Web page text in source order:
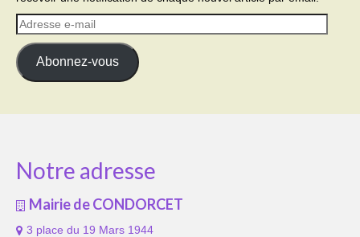
Adresse
e-
mail
Abonnez-vous
Notre adresse
Mairie de CONDORCET
3 place du 19 Mars 1944